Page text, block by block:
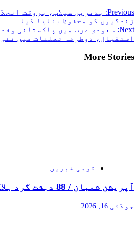
Previous:
زندگیوں کو محفوظ بنایا گیا
Next: سعودی عرب میں پاکستانی وفد
استقبال، دوطرفہ تعلقات میں نئی
More Stories
قومی خبریں
آپریشن شعبان / 88 دہشت گرد ہلاک
جولائی 16, 2026